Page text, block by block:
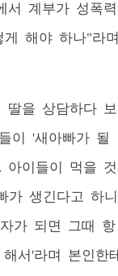
서 계부가 성폭력
해야 하나"라
딸을 상담하다 보
이 '새아빠가 될
아이들이 먹을 것
가 생긴다고 하니
가 되면 그때 항
서'라며 본인한